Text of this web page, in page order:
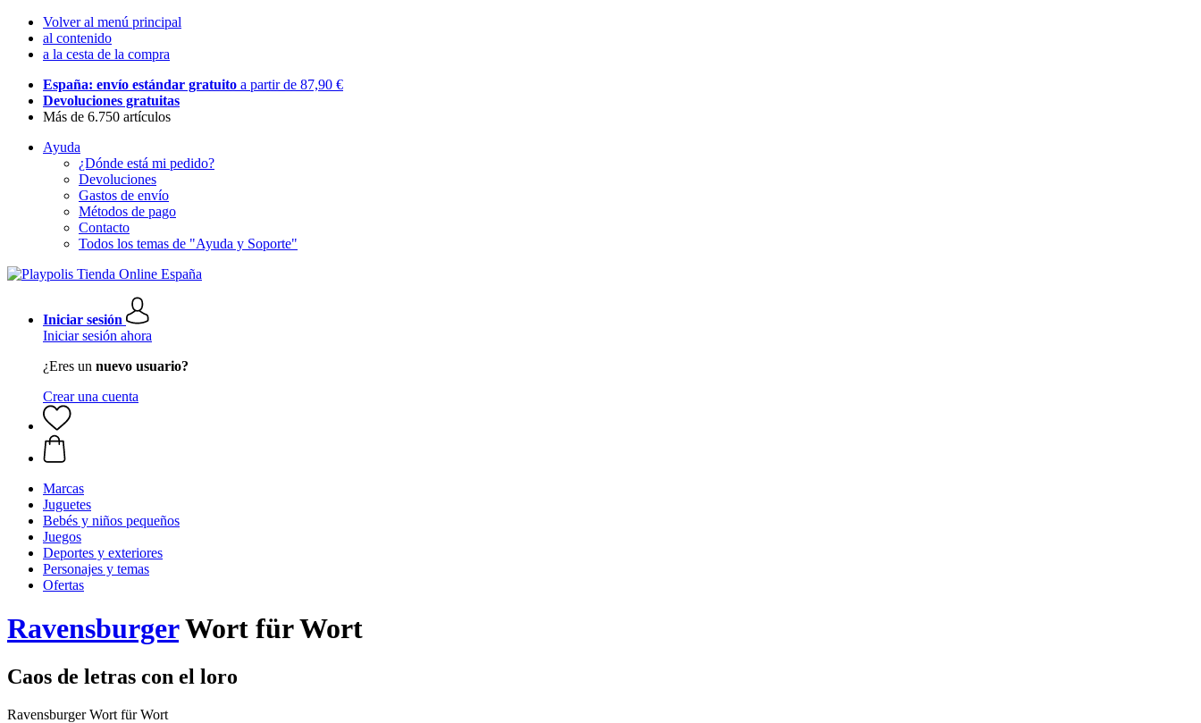
Volver al menú principal
al contenido
a la cesta de la compra
España: envío estándar gratuito a partir de 87,90 €
Devoluciones gratuitas
Más de 6.750 artículos
Ayuda
¿Dónde está mi pedido?
Devoluciones
Gastos de envío
Métodos de pago
Contacto
Todos los temas de "Ayuda y Soporte"
Iniciar sesión
Iniciar sesión ahora
¿Eres un nuevo usuario?
Crear una cuenta
Marcas
Juguetes
Bebés y niños pequeños
Juegos
Deportes y exteriores
Personajes y temas
Ofertas
RavensburgerWort für Wort
Caos de letras con el loro
Ravensburger Wort für Wort